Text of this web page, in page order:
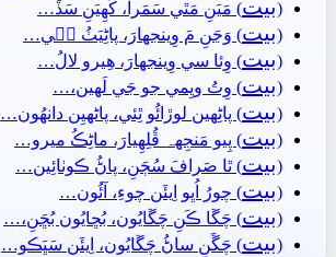
(بيت) مَيَنِ مَٿي سَمَرا، کُھِيَنِ سَڏَ…
(بيت) وَڃَنِ مَ وِينجهارَ، پاڻِيَٺُ جٖي…
(بيت) وِئا سي وِينجهارَ، ھِيرو لالُ…
(بيت) وِتُ ويِمي جو جَي لَھين،…
(بيت) پاڻِهين لوڙائُو ٿِئي، پاڻهيِن دانھُون…
(بيت) پِيو مَنجِهہ ڦُلِهِيارَ، ماڻِڪُ ميرو…
(بيت) ٿا صَرافَ سُڄَنِ، پاڻُ ڪوٺائِين…
(بيت) چورُ اُڀو اِيئَن چوءِ، آئُون…
(بيت) چَڱا ڪَنِ چَڱايُون، بُڇايُون بُڇَنِ،…
(بيت) چَڱَنِ ساڻُ چَڱايُون، اِيئَن سَڀَڪو…